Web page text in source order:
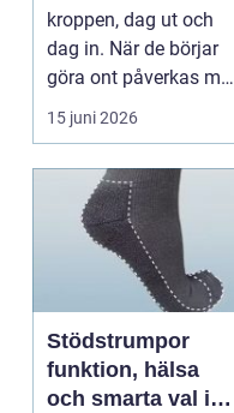
sulor
kroppen, dag ut och
dag in. När de börjar
göra ont påverkas mer
15 juni 2026
Stödstrumpor
funktion, hälsa
och smarta val i